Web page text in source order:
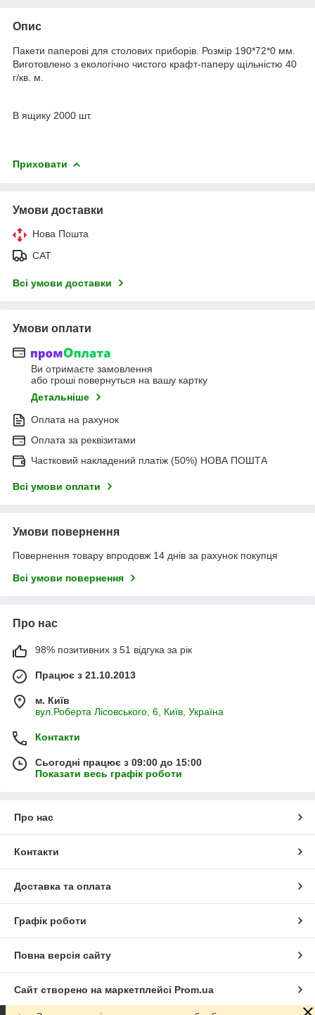
Опис
Пакети паперові для столових приборів. Розмір 190*72*0 мм.
Виготовлено з екологічно чистого крафт-паперу щільністю 40
г/кв. м.
В ящику 2000 шт.
Приховати
Умови доставки
Нова Пошта
САТ
Всі умови доставки
Умови оплати
Ви отримаєте замовлення
або гроші повернуться на вашу картку
Детальніше
Оплата на рахунок
Оплата за реквізитами
Частковий накладений платіж (50%) НОВА ПОШТА
Всі умови оплати
Умови повернення
Повернення товару впродовж 14 днів за рахунок покупця
Всі умови повернення
Про нас
98% позитивних з 51 відгука за рік
Працює з 21.10.2013
м. Київ
вул.Роберта Лісовського, 6, Київ, Україна
Контакти
Сьогодні працює з 09:00 до 15:00
Показати весь графік роботи
Про нас
Контакти
Доставка та оплата
Графік роботи
Повна версія сайту
Сайт створено на маркетплейсі Prom.ua